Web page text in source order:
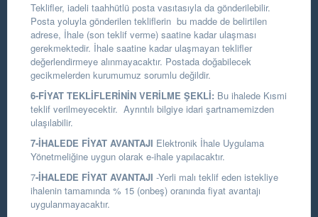
Teklifler, iadeli taahhütlü posta vasıtasıyla da gönderilebilir.
Posta yoluyla gönderilen tekliflerin bu madde de belirtilen
adrese, İhale (son teklif verme) saatine kadar ulaşması
gerekmektedir. İhale saatine kadar ulaşmayan teklifler
değerlendirmeye alınmayacaktır. Postada doğabilecek
gecikmelerden kurumumuz sorumlu değildir.
6-FİYAT TEKLİFLERİNİN VERİLME ŞEKLİ: Bu ihalede Kısmi
teklif verilmeyecektir. Ayrıntılı bilgiye idari şartnamemizden
ulaşılabilir.
7-İHALEDE FİYAT AVANTAJI Elektronik İhale Uygulama
Yönetmeliğine uygun olarak e-ihale yapılacaktır.
7-İHALEDE FİYAT AVANTAJI -Yerli malı teklif eden istekliye
ihalenin tamamında % 15 (onbeş) oranında fiyat avantajı
uygulanmayacaktır.